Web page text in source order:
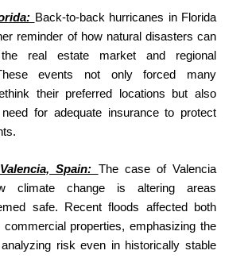
Back-to-back hurricanes in Florida
reminder of how natural disasters can
real estate market and regional
events not only forced many
their preferred locations but also
for adequate insurance to protect
Spain: The case of Valencia
climate change is altering areas
safe. Recent floods affected both
commercial properties, emphasizing the
risk even in historically stable